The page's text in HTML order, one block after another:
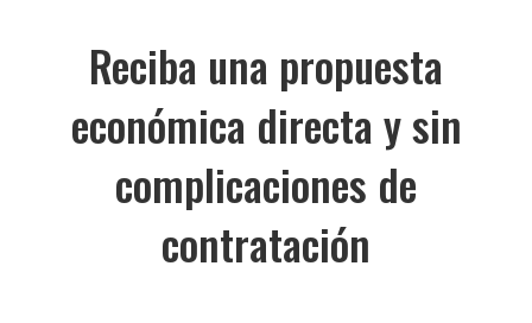
Reciba una propuesta
económica directa y sin
complicaciones de
contratación